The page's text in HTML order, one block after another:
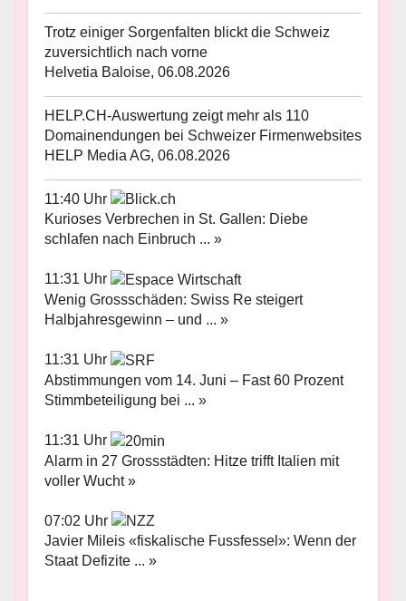
Trotz einiger Sorgenfalten blickt die Schweiz
zuversichtlich nach vorne
Helvetia Baloise, 06.08.2026
HELP.CH-Auswertung zeigt mehr als 110
Domainendungen bei Schweizer Firmenwebsites
HELP Media AG, 06.08.2026
11:40 Uhr
Kurioses Verbrechen in St. Gallen: Diebe
schlafen nach Einbruch ... »
11:31 Uhr
Wenig Grossschäden: Swiss Re steigert
Halbjahresgewinn – und ... »
11:31 Uhr
Abstimmungen vom 14. Juni – Fast 60 Prozent
Stimmbeteiligung bei ... »
11:31 Uhr
Alarm in 27 Grossstädten: Hitze trifft Italien mit
voller Wucht »
07:02 Uhr
Javier Mileis «fiskalische Fussfessel»: Wenn der
Staat Defizite ... »